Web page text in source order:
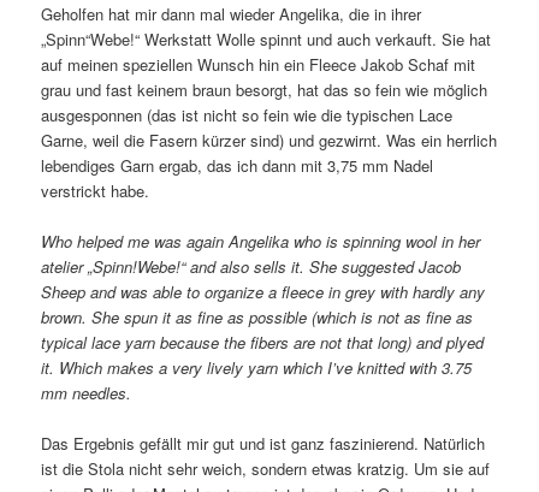
Geholfen hat mir dann mal wieder Angelika, die in ihrer
„Spinn“Webe!“ Werkstatt Wolle spinnt und auch verkauft. Sie hat
auf meinen speziellen Wunsch hin ein Fleece Jakob Schaf mit
grau und fast keinem braun besorgt, hat das so fein wie möglich
ausgesponnen (das ist nicht so fein wie die typischen Lace
Garne, weil die Fasern kürzer sind) und gezwirnt. Was ein herrlich
lebendiges Garn ergab, das ich dann mit 3,75 mm Nadel
verstrickt habe.
Who helped me was again Angelika who is spinning wool in her
atelier „Spinn!Webe!“ and also sells it. She suggested Jacob
Sheep and was able to organize a fleece in grey with hardly any
brown. She spun it as fine as possible (which is not as fine as
typical lace yarn because the fibers are not that long) and plyed
it. Which makes a very lively yarn which I’ve knitted with 3.75
mm needles.
Das Ergebnis gefällt mir gut und ist ganz faszinierend. Natürlich
ist die Stola nicht sehr weich, sondern etwas kratzig. Um sie auf